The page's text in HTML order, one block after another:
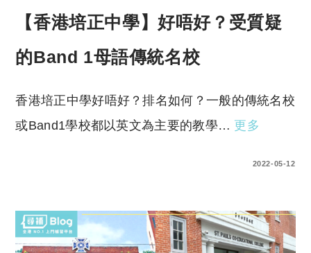
【香港培正中學】好唔好？受質疑
的Band 1母語傳統名校
香港培正中學好唔好？排名如何？一般的傳統名校
或Band1學校都以英文為主要的教學… 更多
2022-05-12